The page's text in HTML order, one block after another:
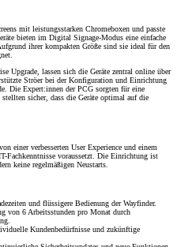
mit leistungsstarken Chromeboxen und passte
bieten im Digital Signage-Modus eine einfache
ihrer kompakten Größe sind sie ideal für den
Upgrade, lassen sich die Geräte zentral online über
Ströer bei der Konfiguration und Einrichtung
Die Expert:innen der PCG sorgten für eine
sicher, dass die Geräte optimal auf die
einer verbesserten User Experience und einem
Fachkenntnisse voraussetzt. Die Einrichtung ist
keine regelmäßigen Neustarts.
und flüssigere Bedienung der Wayfinder.
von 6 Arbeitsstunden pro Monat durch
Kundenbedürfnisse und zukünftige